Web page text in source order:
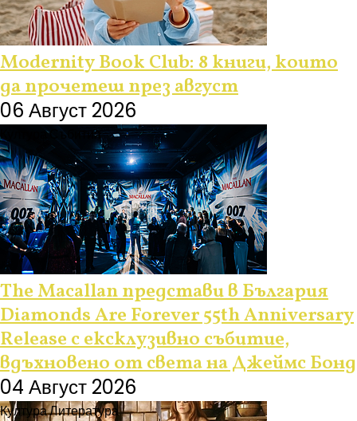
Modernity Book Club: 8 книги, които
да прочетеш през август
06 Август 2026
Култура Събития
The Macallan представи в България
Diamonds Are Forever 55th Anniversary
Release с ексклузивно събитие,
вдъхновено от света на Джеймс Бонд
04 Август 2026
КултураЛитература